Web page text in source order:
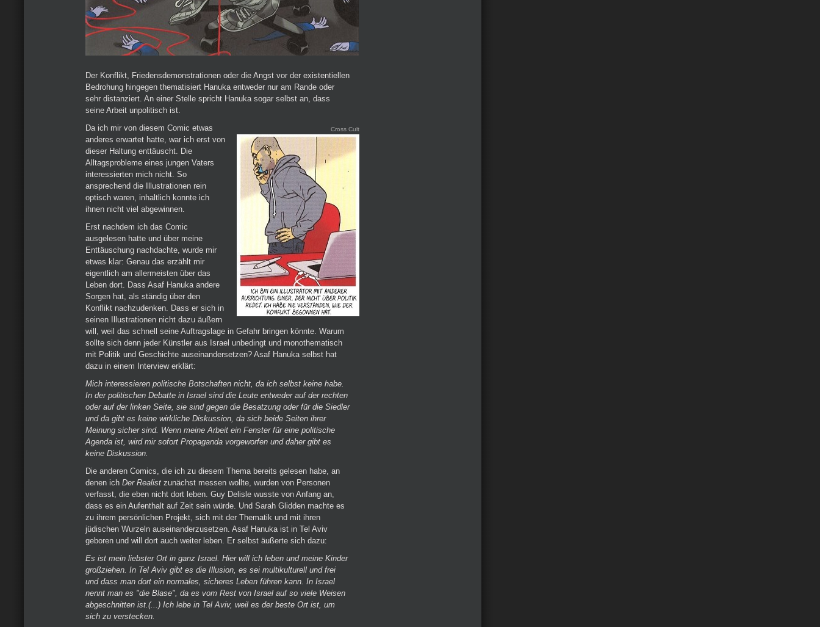
Der Konflikt, Friedensdemonstrationen oder die Angst vor der existentiellen
Bedrohung hingegen thematisiert Hanuka entweder nur am Rande oder
sehr distanziert. An einer Stelle spricht Hanuka sogar selbst an, dass
seine Arbeit unpolitisch ist.
Cross Cult
Da ich mir von diesem Comic etwas
anderes erwartet hatte, war ich erst von
dieser Haltung enttäuscht. Die
Alltagsprobleme eines jungen Vaters
interessierten mich nicht. So
ansprechend die Illustrationen rein
optisch waren, inhaltlich konnte ich
ihnen nicht viel abgewinnen.
Erst nachdem ich das Comic
ausgelesen hatte und über meine
Enttäuschung nachdachte, wurde mir
etwas klar: Genau das erzählt mir
eigentlich am allermeisten über das
Leben dort. Dass Asaf Hanuka andere
Sorgen hat, als ständig über den
Konflikt nachzudenken. Dass er sich in
seinen Illustrationen nicht dazu äußern
will, weil das schnell seine Auftragslage in Gefahr bringen könnte. Warum
sollte sich denn jeder Künstler aus Israel unbedingt und monothematisch
mit Politik und Geschichte auseinandersetzen? Asaf Hanuka selbst hat
dazu in einem Interview erklärt:
Mich interessieren politische Botschaften nicht, da ich selbst keine habe.
In der politischen Debatte in Israel sind die Leute entweder auf der rechten
oder auf der linken Seite, sie sind gegen die Besatzung oder für die Siedler
und da gibt es keine wirkliche Diskussion, da sich beide Seiten ihrer
Meinung sicher sind. Wenn meine Arbeit ein Fenster für eine politische
Agenda ist, wird mir sofort Propaganda vorgeworfen und daher gibt es
keine Diskussion.
Die anderen Comics, die ich zu diesem Thema bereits gelesen habe, an
denen ich Der Realist zunächst messen wollte, wurden von Personen
verfasst, die eben nicht dort leben. Guy Delisle wusste von Anfang an,
dass es ein Aufenthalt auf Zeit sein würde. Und Sarah Glidden machte es
zu ihrem persönlichen Projekt, sich mit der Thematik und mit ihren
jüdischen Wurzeln auseinanderzusetzen. Asaf Hanuka ist in Tel Aviv
geboren und will dort auch weiter leben. Er selbst äußerte sich dazu:
Es ist mein liebster Ort in ganz Israel. Hier will ich leben und meine Kinder
großziehen. In Tel Aviv gibt es die Illusion, es sei multikulturell und frei
und dass man dort ein normales, sicheres Leben führen kann. In Israel
nennt man es "die Blase", da es vom Rest von Israel auf so viele Weisen
abgeschnitten ist.(...) Ich lebe in Tel Aviv, weil es der beste Ort ist, um
sich zu verstecken.